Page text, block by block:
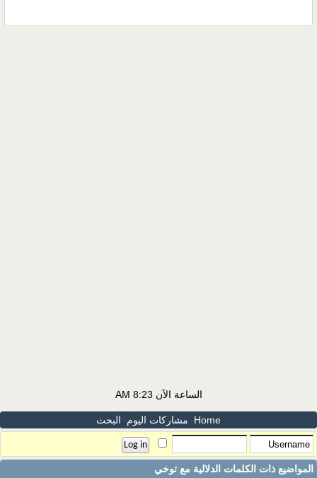
الساعة الآن 8:23 AM
Home مشاركات اليوم البحث
المواضيع ذات الكلمات الدلالية مع توخي